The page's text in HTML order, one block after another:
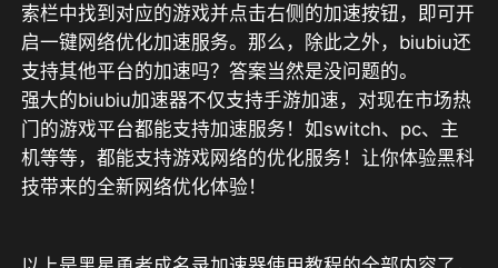
索栏中找到对应的游戏并点击右侧的加速按钮，即可开
启一键网络优化加速服务。那么，除此之外，biubiu还
支持其他平台的加速吗？答案当然是没问题的。
强大的biubiu加速器不仅支持手游加速，对现在市场热
门的游戏平台都能支持加速服务！如switch、pc、主
机等等，都能支持游戏网络的优化服务！让你体验黑科
技带来的全新网络优化体验！